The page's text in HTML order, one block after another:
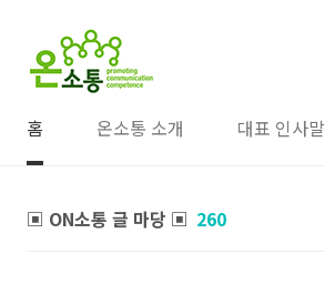
홈 온소통 소개 대표 인사말
▣ ON소통 글 마당 ▣ 260